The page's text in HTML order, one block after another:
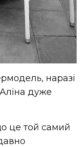
наразі
дуже
це той самий